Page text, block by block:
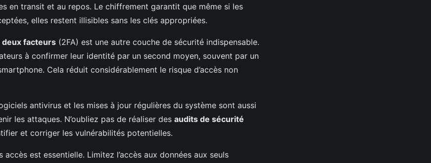
en transit et au repos. Le chiffrement garantit que même si les
elles restent illisibles sans les clés appropriées.
facteurs (2FA) est une autre couche de sécurité indispensable.
à confirmer leur identité par un second moyen, souvent par un
Cela réduit considérablement le risque d’accès non
antivirus et les mises à jour régulières du système sont aussi
les attaques. N’oubliez pas de réaliser des audits de sécurité
et corriger les vulnérabilités potentielles.
accès est essentielle. Limitez l’accès aux données aux seuls